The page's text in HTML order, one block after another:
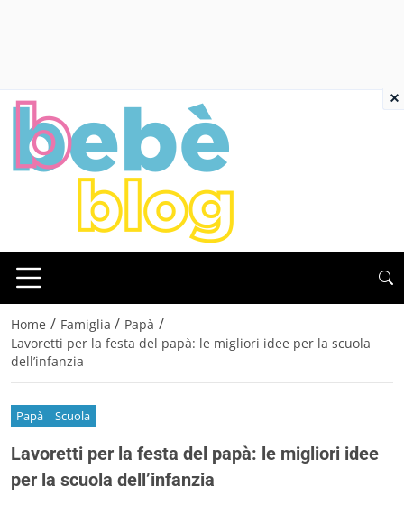
Home / Famiglia / Papà /
Lavoretti per la festa del papà: le migliori idee per la scuola
dell’infanzia
Papà Scuola
Lavoretti per la festa del papà: le migliori idee
per la scuola dell’infanzia
×